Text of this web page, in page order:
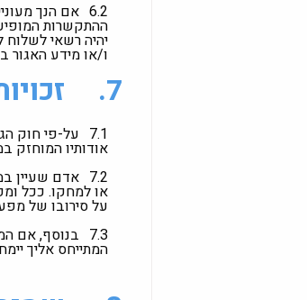
6.2 אם הנך
ההתקשרות
יהיה רשאי לשלוח
ו/או מידע האגור
7.
7.1 על-פי חוק
אודותיו המוחזק
7.2 אדם שעיין
או למחקו. ככל
על סירובו של
7.3 בנוסף, אם
המתייחס אליך